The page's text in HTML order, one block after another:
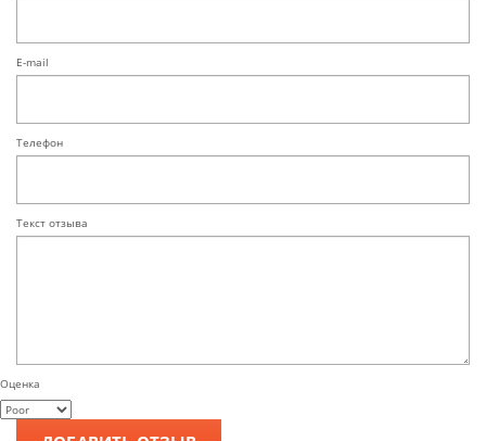
E-mail
Телефон
Текст отзыва
Оценка